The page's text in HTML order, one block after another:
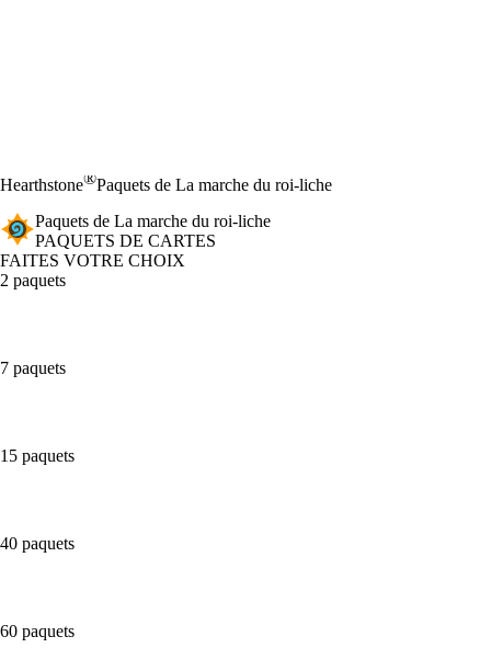
Hearthstone®Paquets de La marche du roi-liche
Paquets de La marche du roi-liche
PAQUETS DE CARTES
FAITES VOTRE CHOIX
2 paquets
7 paquets
15 paquets
40 paquets
60 paquets